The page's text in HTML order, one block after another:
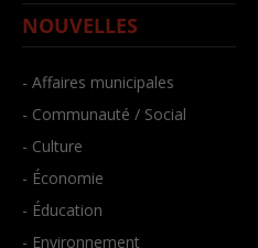
NOUVELLES
- Affaires municipales
- Communauté / Social
- Culture
- Économie
- Éducation
- Environnement